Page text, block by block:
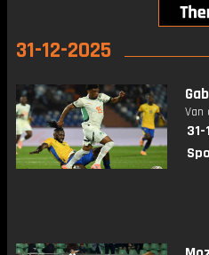
31-12-2025
Van